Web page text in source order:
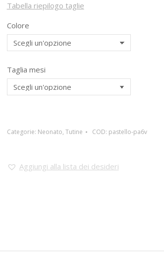
Tabella riepilogo taglie
Colore
Taglia mesi
Categorie: Neonato, Tutine COD: pastello-pa6v
Aggiungi alla lista dei desideri